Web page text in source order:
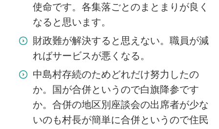
使命です。各集落ごとのまとまりが良く
なると思います。
財政難が解決すると思えない。職員が減
ればサービスが悪くなる。
中島村存続のためどれだけ努力したの
か。国が合併というので白旗降参です
か。合併の地区別座談会の出席者が少な
いのも村長が簡単に合併というので住民